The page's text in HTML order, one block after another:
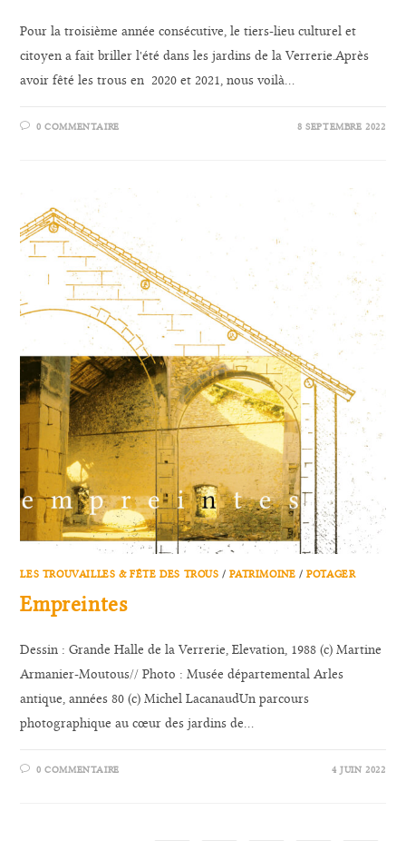
Pour la troisième année consécutive, le tiers-lieu culturel et
citoyen a fait briller l'été dans les jardins de la Verrerie.Après
avoir fêté les trous en 2020 et 2021, nous voilà…
0 COMMENTAIRE 8 SEPTEMBRE 2022
LES TROUVAILLES & FÊTE DES TROUS /PATRIMOINE /POTAGER
Empreintes
Dessin : Grande Halle de la Verrerie, Elevation, 1988 (c) Martine
Armanier-Moutous// Photo : Musée départemental Arles
antique, années 80 (c) Michel LacanaudUn parcours
photographique au cœur des jardins de…
0 COMMENTAIRE 4 JUIN 2022